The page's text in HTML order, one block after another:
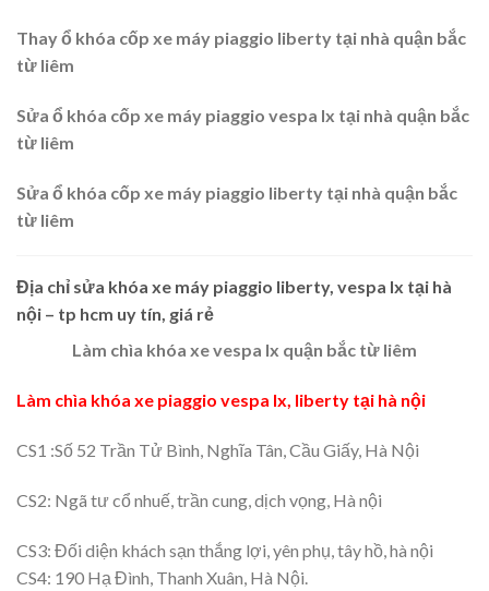
Thay ổ khóa cốp xe máy piaggio liberty tại nhà quận bắc
từ liêm
Sửa ổ khóa cốp xe máy piaggio vespa lx tại nhà quận bắc
từ liêm
Sửa ổ khóa cốp xe máy piaggio liberty tại nhà quận bắc
từ liêm
Địa chỉ sửa khóa xe máy piaggio liberty, vespa lx tại hà
nội – tp hcm uy tín, giá rẻ
Làm chìa khóa xe vespa lx quận bắc từ liêm
Làm chìa khóa xe piaggio vespa lx, liberty tại hà nội
CS1 :Số 52 Trần Tử Bình, Nghĩa Tân, Cầu Giấy, Hà Nội
CS2: Ngã tư cổ nhuế, trần cung, dịch vọng, Hà nội
CS3: Đối diện khách sạn thắng lợi, yên phụ, tây hồ, hà nội
CS4: 190 Hạ Đình, Thanh Xuân, Hà Nội.